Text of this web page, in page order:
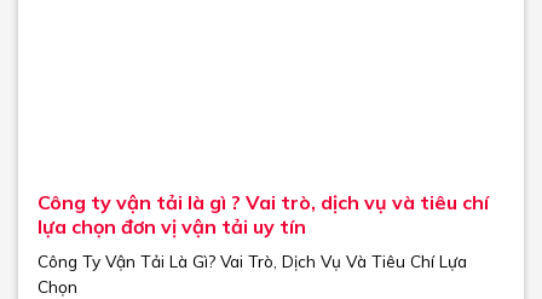
Công ty vận tải là gì ? Vai trò, dịch vụ và tiêu chí
lựa chọn đơn vị vận tải uy tín
Công Ty Vận Tải Là Gì? Vai Trò, Dịch Vụ Và Tiêu Chí Lựa
Chọn